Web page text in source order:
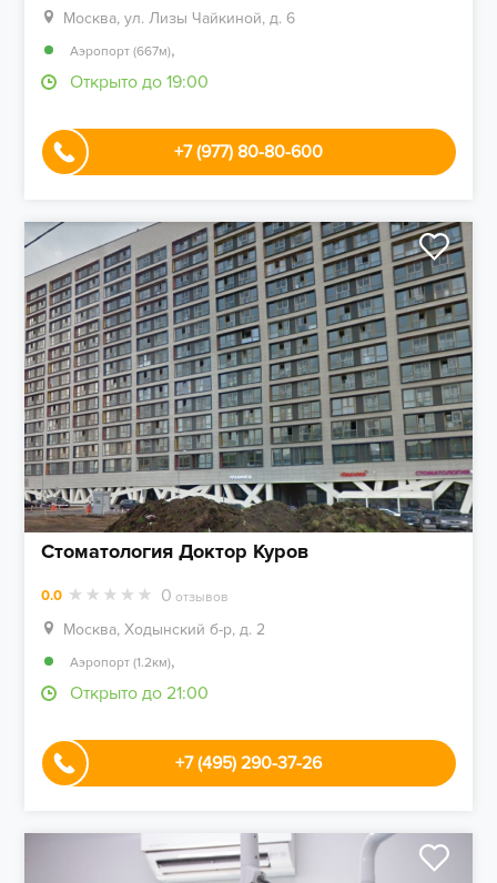
Москва, ул. Лизы Чайкиной, д. 6
Аэропорт (667м),
Открыто до 19:00
+7 (977) 80-80-600
Стоматология Доктор Куров
0.0 0 отзывов
Москва, Ходынский б-р, д. 2
Аэропорт (1.2км),
Открыто до 21:00
+7 (495) 290-37-26